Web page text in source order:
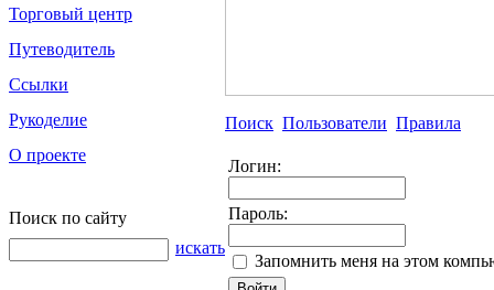
Торговый центр
Путеводитель
Ссылки
Рукоделие
О проекте
Поиск по сайту
искать
Поиск Пользователи Правила
Логин:
Пароль:
Запомнить меня на этом